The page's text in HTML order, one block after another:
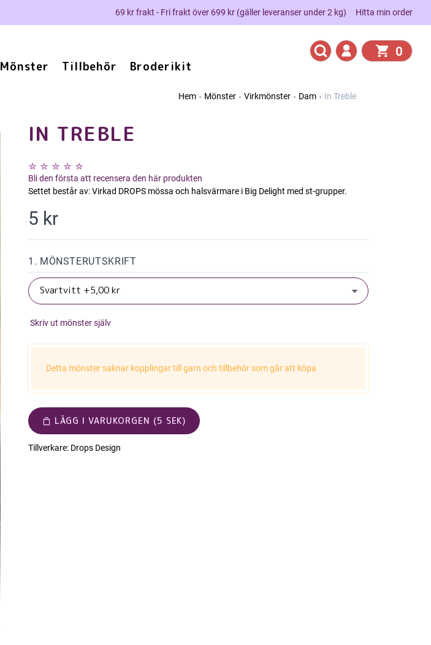
69 kr frakt - Fri frakt över 699 kr (gäller leveranser under 2 kg) Hitta min order
Mönster Tillbehör Broderikit
0
Hem Mönster Virkmönster Dam In Treble
IN TREBLE
Bli den första att recensera den här produkten
Settet består av: Virkad DROPS mössa och halsvärmare i Big Delight med st-grupper.
5 kr
1. MÖNSTERUTSKRIFT
Skriv ut mönster själv
Detta mönster saknar kopplingar till garn och tillbehör som går att köpa
LÄGG I VARUKORGEN (5 SEK)
Tillverkare: Drops Design